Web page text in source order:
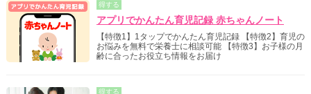
得する
アプリでかんたん育児記録 赤ちゃんノート
【特徴1】1タップでかんたん育児記録 【特徴2】育児の
お悩みを無料で栄養士に相談可能 【特徴3】お子様の月
齢に合ったお役立ち情報をお届け
得する